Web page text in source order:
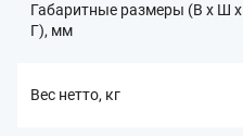
Габаритные размеры (В x Ш x
Г), мм
Вес нетто, кг